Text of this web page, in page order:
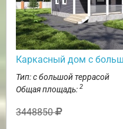
Каркасный дом с
Тип: с большой террасой
Общая площадь: 2
3448850